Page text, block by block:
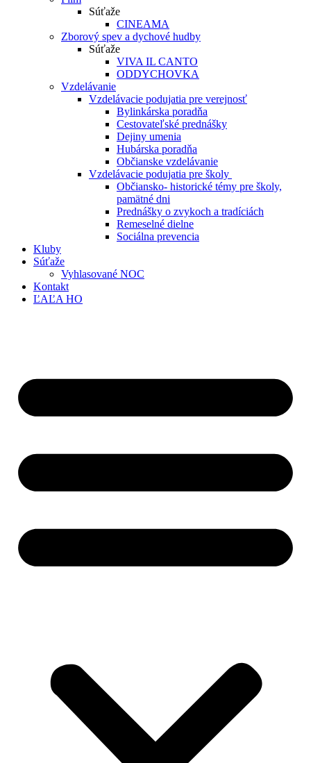
Súťaže
CINEAMA
Zborový spev a dychové hudby
Súťaže
VIVA IL CANTO
ODDYCHOVKA
Vzdelávanie
Vzdelávacie podujatia pre verejnosť
Bylinkárska poradňa
Cestovateľské prednášky
Dejiny umenia
Hubárska poradňa
Občianske vzdelávanie
Vzdelávacie podujatia pre školy
Občiansko- historické témy pre školy,
pamätné dni
Prednášky o zvykoch a tradíciách
Remeselné dielne
Sociálna prevencia
Kluby
Súťaže
Vyhlasované NOC
Kontakt
ĽAĽA HO